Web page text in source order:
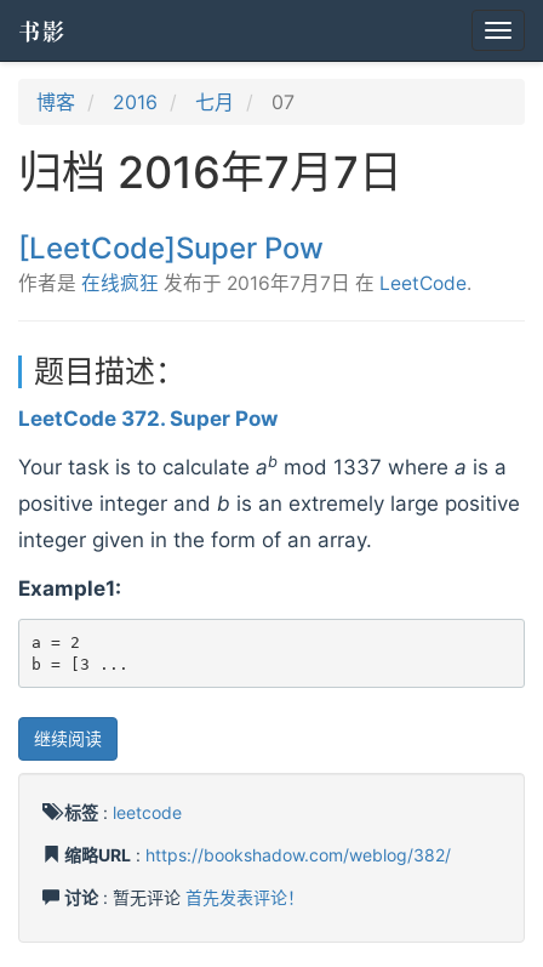
书影
博客 2016 七月 07
归档 2016年7月7日
[LeetCode]Super Pow
作者是 在线疯狂 发布于 2016年7月7日 在 LeetCode.
题目描述：
LeetCode 372. Super Pow
Your task is to calculate ab mod 1337 where a is a
positive integer and b is an extremely large positive
integer given in the form of an array.
Example1:
a = 2
b = [3 ...
继续阅读
标签 : leetcode
缩略URL : https://bookshadow.com/weblog/382/
讨论: 暂无评论 首先发表评论！